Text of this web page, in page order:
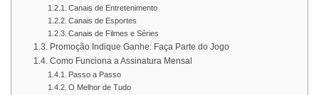
Canais de Entretenimento
Canais de Esportes
Canais de Filmes e Séries
Promoção Indique Ganhe: Faça Parte do Jogo
Como Funciona a Assinatura Mensal
Passo a Passo
O Melhor de Tudo